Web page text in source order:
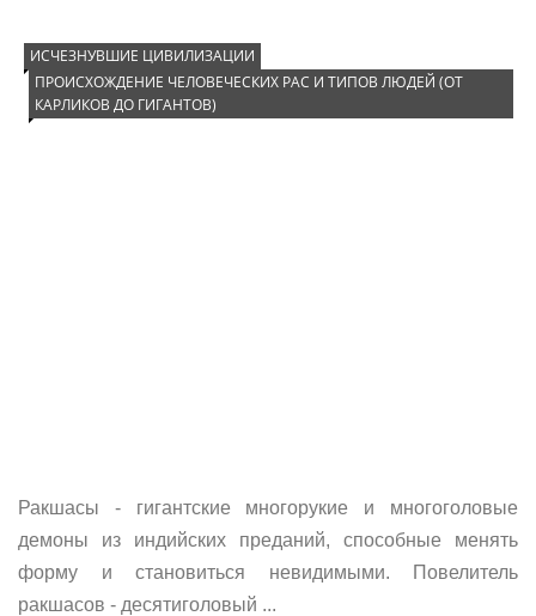
ИСЧЕЗНУВШИЕ ЦИВИЛИЗАЦИИ
ПРОИСХОЖДЕНИЕ ЧЕЛОВЕЧЕСКИХ РАС И ТИПОВ ЛЮДЕЙ (ОТ
КАРЛИКОВ ДО ГИГАНТОВ)
Ракшасы - гигантские многорукие и многоголовые
демоны из индийских преданий, способные менять
форму и становиться невидимыми. Повелитель
ракшасов - десятиголовый ...